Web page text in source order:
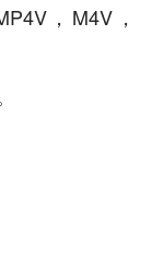
，M4V，